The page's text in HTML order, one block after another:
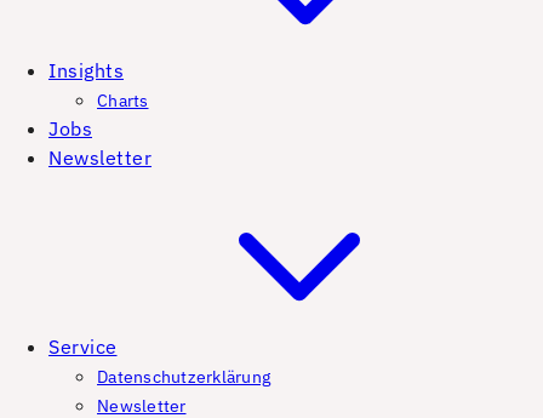
Insights
Charts
Jobs
Newsletter
Service
Datenschutzerklärung
Newsletter